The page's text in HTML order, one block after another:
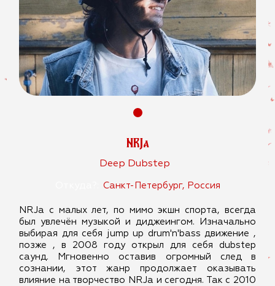
NRJa
Deep Dubstep
Санкт-Петербург, Россия
NRJa с малых лет, по мимо экшн спорта, всегда
был увлечён музыкой и диджеингом. Изначально
выбирая для себя jump up drum'n'bass движение ,
позже , в 2008 году открыл для себя dubstep
саунд. Мгновенно оставив огромный след в
сознании, этот жанр продолжает оказывать
влияние на творчество NRJa и сегодня. Так с 2010